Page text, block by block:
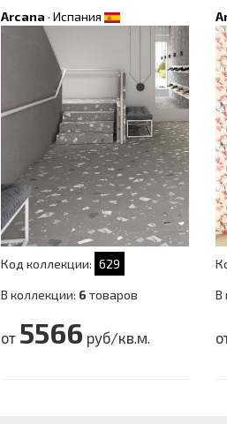
Arcana · Испания
Код коллекции: 629
В коллекции: 6 товаров
от 5566 руб/кв.м.
В